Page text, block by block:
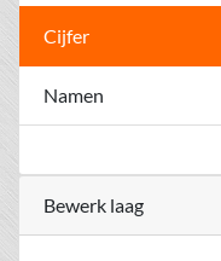
Cijfer
Namen
Bewerk laag